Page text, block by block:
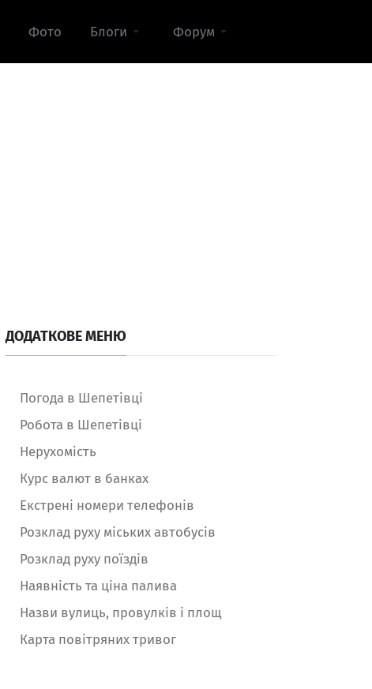
Фото Блоги Форум
ДОДАТКОВЕ МЕНЮ
Погода в Шепетівці
Робота в Шепетівці
Нерухомість
Курс валют в банках
Екстрені номери телефонів
Розклад руху міських автобусів
Розклад руху поїздів
Наявність та ціна палива
Назви вулиць, провулків і площ
Карта повітряних тривог